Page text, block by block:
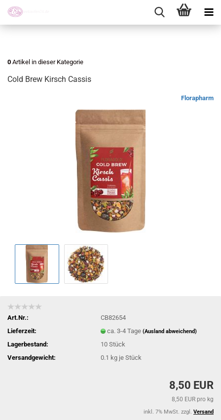
0 Artikel in dieser Kategorie
Cold Brew Kirsch Cassis
Florapharm
Art.Nr.:
CB82654
Lieferzeit:
ca. 3-4 Tage(Ausland abweichend)
Lagerbestand: 10Stück
Versandgewicht:
0.1 kg je Stück
8,50 EUR
8,50 EUR pro kg
inkl. 7% MwSt. zzgl. Versand